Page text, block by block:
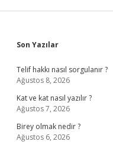
Sidebar
Son Yazılar
Telif hakkı nasıl sorgulanır ?
Ağustos 8, 2026
Kat ve kat nasıl yazılır ?
Ağustos 7, 2026
Birey olmak nedir ?
Ağustos 6, 2026